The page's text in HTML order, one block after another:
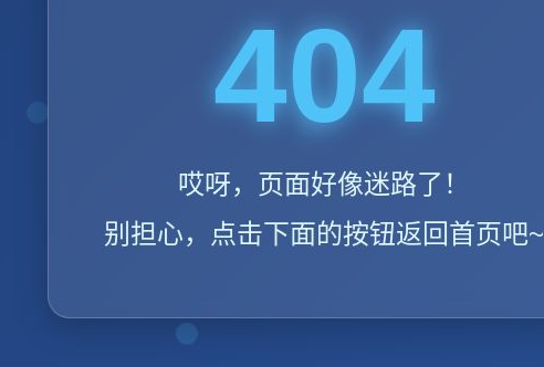
404
哎呀，页面好像迷路了！
别担心，点击下面的按钮返回首页吧~